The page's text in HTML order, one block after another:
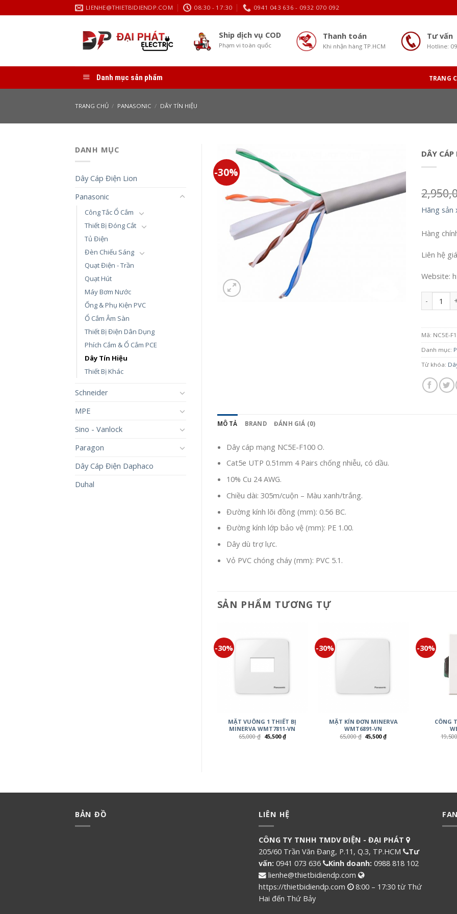
to
LIENHE@THIETBIDIENDP.COM 08:30 - 17:30 0941 043 636 - 0932 070 092
Ship dịch vụ COD
Phạm vi toàn quốc
Thanh toán
Khi nhận hàng TP.HCM
Tư vấn
Hotline:
Danh mục sản phẩm TRANG
TRANG CHỦ / PANASONIC / DÂY TÍN HIỆU
DANH MỤC
Dây Cáp Điện Lion
Panasonic
Công Tắc Ổ Cắm
Thiết Bị Đóng Cắt
Tủ Điện
Đèn Chiếu Sáng
Quạt Điện - Trần
Quạt Hút
Máy Bơm Nước
Ống & Phụ Kiện PVC
Ổ Cắm Âm Sàn
Thiết Bị Điện Dân Dụng
Phích Cắm & Ổ Cắm PCE
Dây Tín Hiệu
Thiết Bị Khác
Schneider
MPE
Sino - Vanlock
Paragon
Dây Cáp Điện Daphaco
Duhal
-30%
DÂY
Hãng sản
Hàng
Liên hệ
Website:
Mã: NC5E-
Danh mục:
Từ khóa:
MÔ TẢ BRAND ĐÁNH GIÁ (0)
Dây cáp mạng NC5E-F100 O.
Cat5e UTP 0.51mm 4 Pairs chống nhiễu, có dầu.
10% Cu 24 AWG.
Chiều dài: 305m/cuộn – Màu xanh/trắng.
Đường kính lõi đồng (mm): 0.56 BC.
Đường kính lớp bảo vệ (mm): PE 1.00.
Dây dù trợ lực.
Vỏ PVC chóng cháy (mm): PVC 5.1.
SẢN PHẨM TƯƠNG TỰ
-30%
MẶT VUÔNG 1 THIẾT BỊ
MINERVA WMT7811-VN
65,000₫ 45,500₫
-30%
MẶT KÍN ĐƠN MINERVA
WMT6891-VN
65,000₫ 45,500₫
-30%
CÔNG
BẢN ĐỒ LIÊN HỆ
CÔNG TY TNHH TMDV ĐIỆN - ĐẠI PHÁT
205/60 Trần Văn Đang, P.11, Q.3, TP.HCM
Tư
vấn: 0941 073 636 Kinh doanh: 0988 818 102
lienhe@thietbidiendp.com
https://thietbidiendp.com
8:00 – 17:30 từ Thứ
Hai đến Thứ Bảy